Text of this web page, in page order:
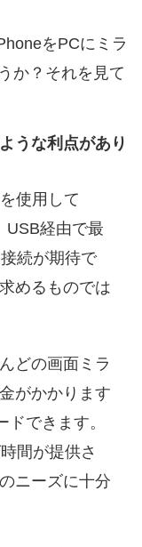
をPCにミラ
か？それを見て
うな利点があり
使用して
USB経由で最
続が期待で
めるものでは
どの画面ミラ
がかかります
できます。
間が提供さ
ニーズに十分